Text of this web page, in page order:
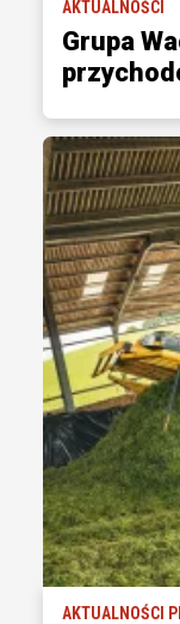
AKTUALNOŚCI
Grupa
AKTUALNOŚCI